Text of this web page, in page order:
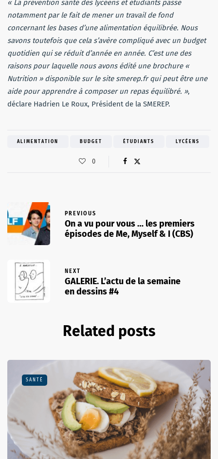
« La prévention santé des lycéens et étudiants passe
notamment par le fait de mener un travail de fond
concernant les bases d’une alimentation équilibrée. Nous
savons toutefois que cela s’avère compliqué avec un budget
quotidien qui se réduit d’année en année. C’est une des
raisons pour laquelle nous avons édité une brochure «
Nutrition » disponible sur le site smerep.fr qui peut être une
aide pour apprendre à composer un repas équilibré. »,
déclare Hadrien Le Roux, Président de la SMEREP.
ALIMENTATION BUDGET ÉTUDIANTS LYCÉENS
0
PREVIOUS
On a vu pour vous … les premiers
épisodes de Me, Myself & I (CBS)
NEXT
GALERIE. L’actu de la semaine
en dessins #4
Related posts
SANTÉ